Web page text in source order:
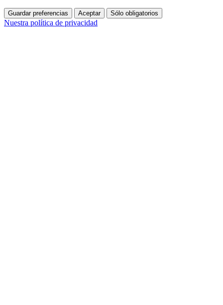
Guardar preferencias Aceptar Sólo obligatorios
Nuestra política de privacidad